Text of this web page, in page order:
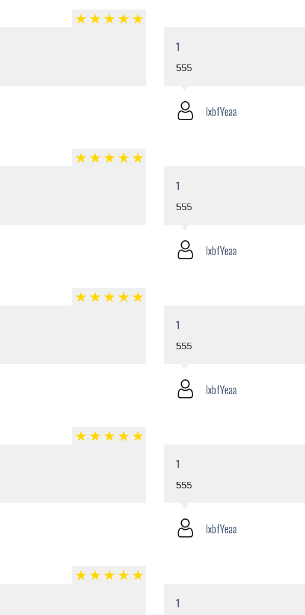
1
555
lxbfYeaa
1
555
lxbfYeaa
1
555
lxbfYeaa
1
555
lxbfYeaa
1